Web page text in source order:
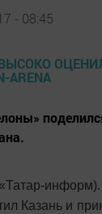
- 08:45
Казань и